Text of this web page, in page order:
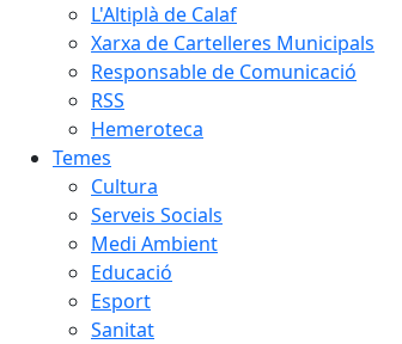
L'Altiplà de Calaf
Xarxa de Cartelleres Municipals
Responsable de Comunicació
RSS
Hemeroteca
Temes
Cultura
Serveis Socials
Medi Ambient
Educació
Esport
Sanitat